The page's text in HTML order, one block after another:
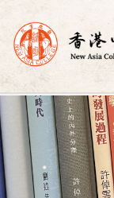
Skip
to
content